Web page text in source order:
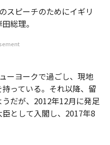
スピーチのためにイギリ
総理。
ーヨークで過ごし、現地
っている。それ以降、留
だが、2012年12月に発足
として入閣し、2017年8